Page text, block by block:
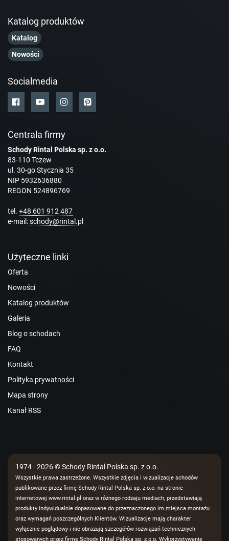
Katalog produktów
Katalog
Nowości
Socialmedia
Centrala firmy
Schody Rintal Polska sp. z o.o.
83-110 Tczew
ul. 30-go Stycznia 35
NIP 5932636880
REGON 524896769
tel. +48 601 912 487
e-mail:schody@rintal.pl
Użyteczne linki
Oferta
Nowości
Katalog produktów
Galeria
Blog o schodach
FAQ
Kontakt
Polityka prywatności
Mapa strony
Kanał RSS
1974 - 2026 © Schody Rintal Polska sp. z o.o.
Wszystkie prawa zastrzeżone. Wszystkie zdjęcia i wizualizacje schodów
publikowane przez firmę Schody Rintal Polska sp. z o.o. na stronie
internetowej www.rintal.pl oraz w różnego rodzaju mediach, przedstawiają
produkty indywidualnie dopasowane do przeznaczonego im miejsca montażu
oraz wymagań poszczególnych Klientów. Wizualizacje mają charakter
wyłącznie poglądowy i nie obrazują szczegółów rozwiązań technicznych
stosowanych przez firmę Schody Rintal Polska sp. z o.o. Wykorzystywanie